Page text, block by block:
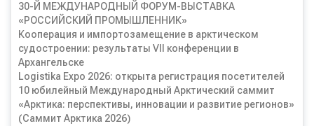
30-Й МЕЖДУНАРОДНЫЙ ФОРУМ-ВЫСТАВКА
«РОССИЙСКИЙ ПРОМЫШЛЕННИК»
Кооперация и импортозамещение в арктическом
судостроении: результаты VII конференции в
Архангельске
Logistika Expo 2026: открыта регистрация посетителей
10 юбилейный Международный Арктический саммит
«Арктика: перспективы, инновации и развитие регионов»
(Саммит Арктика 2026)